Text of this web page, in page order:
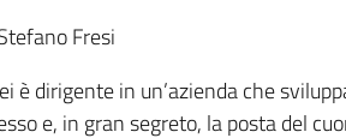
Fresi
è dirigente in un’azienda che
e, in gran segreto, la posta del